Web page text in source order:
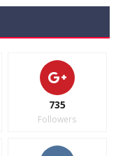
735
Followers